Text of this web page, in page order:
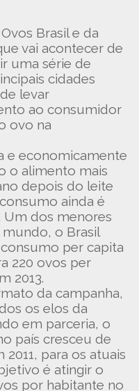
Brasil e da
vai acontecer de
uma série de
cidades
levar
ao consumidor
ovo na
e economicamente
o alimento mais
depois do leite
ainda é
Um dos menores
o Brasil
per capita
220 ovos per
2013.
da campanha,
os elos da
em parceria, o
país cresceu de
para os atuais
é atingir o
por habitante no